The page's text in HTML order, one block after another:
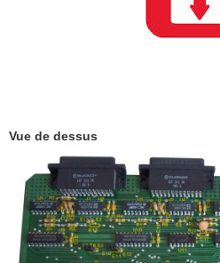
Vue de dessus